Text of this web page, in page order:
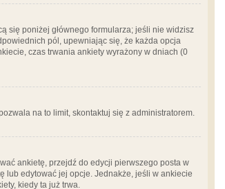
się poniżej głównego formularza; jeśli nie widzisz
pól, upewniając się, że każda opcja
czas trwania ankiety wyrażony w dniach (0
na to limit, skontaktuj się z administratorem.
ankietę, przejdź do edycji pierwszego posta w
lub edytować jej opcje. Jednakże, jeśli w ankiecie
kiedy ta już trwa.